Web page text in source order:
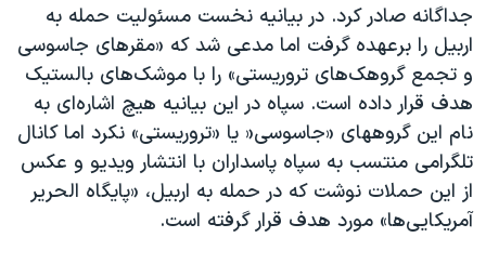
جداگانه صادر کرد. در بیانیه نخست مسئولیت حمله به
اربیل را برعهده گرفت اما مدعی شد که «مقرهای جاسوسی
و تجمع گروهک‌های تروریستی» را با موشک‌های بالستیک
هدف قرار داده است. سپاه در این بیانیه هیچ اشاره‌ای به
نام این گروههای «جاسوسی« یا «تروریستی» نکرد اما کانال
تلگرامی منتسب به سپاه پاسداران با انتشار ویدیو و عکس
از این حملات نوشت که در حمله به اربیل، «پایگاه الحریر
آمریکایی‌ها» مورد هدف قرار گرفته است.